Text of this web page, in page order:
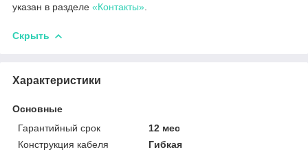
указан в разделе «Контакты»
Скрыть
Характеристики
Основные
Гарантийный срок
12 мес
Конструкция кабеля
Гибкая